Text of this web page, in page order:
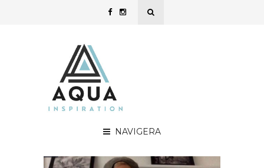
NAVIGERA